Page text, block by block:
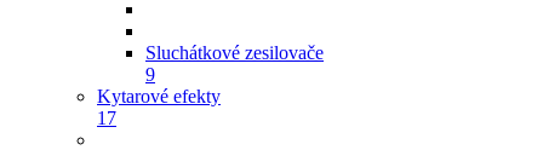
Sluchátkové zesilovače
9
Kytarové efekty
17